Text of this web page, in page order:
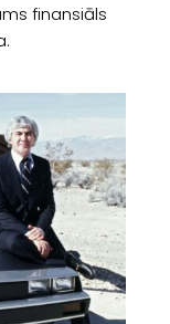
finansiāls